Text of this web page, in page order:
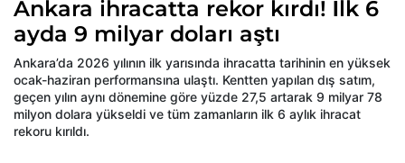
Ankara ihracatta rekor kırdı! İlk 6
ayda 9 milyar doları aştı
Ankara’da 2026 yılının ilk yarısında ihracatta tarihinin en yüksek
ocak-haziran performansına ulaştı. Kentten yapılan dış satım,
geçen yılın aynı dönemine göre yüzde 27,5 artarak 9 milyar 78
milyon dolara yükseldi ve tüm zamanların ilk 6 aylık ihracat
rekoru kırıldı.